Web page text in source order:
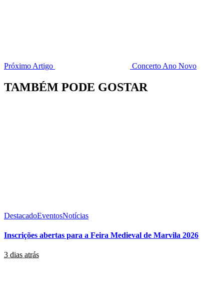
Próximo Artigo Concerto Ano Novo
TAMBÉM PODE GOSTAR
DestacadoEventosNotícias
Inscrições abertas para a Feira Medieval de Marvila 2026
3 dias atrás